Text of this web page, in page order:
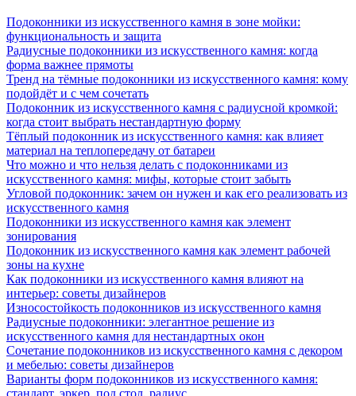
Подоконники из искусственного камня в зоне мойки:
функциональность и защита
Радиусные подоконники из искусственного камня: когда
форма важнее прямоты
Тренд на тёмные подоконники из искусственного камня: кому
подойдёт и с чем сочетать
Подоконник из искусственного камня с радиусной кромкой:
когда стоит выбрать нестандартную форму
Тёплый подоконник из искусственного камня: как влияет
материал на теплопередачу от батареи
Что можно и что нельзя делать с подоконниками из
искусственного камня: мифы, которые стоит забыть
Угловой подоконник: зачем он нужен и как его реализовать из
искусственного камня
Подоконники из искусственного камня как элемент
зонирования
Подоконник из искусственного камня как элемент рабочей
зоны на кухне
Как подоконники из искусственного камня влияют на
интерьер: советы дизайнеров
Износостойкость подоконников из искусственного камня
Радиусные подоконники: элегантное решение из
искусственного камня для нестандартных окон
Сочетание подоконников из искусственного камня с декором
и мебелью: советы дизайнеров
Варианты форм подоконников из искусственного камня: